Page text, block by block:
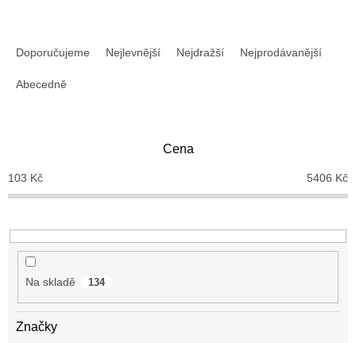
o
d
k
t
Doporučujeme Nejlevnější Nejdražší Nejprodávanější
Abecedně
Cena
103 Kč 5406 Kč
Na skladě 134
Značky